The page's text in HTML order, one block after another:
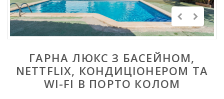
ГАРНА ЛЮКС З БАСЕЙНОМ,
NETTFLIX, КОНДИЦІОНЕРОМ ТА
WI-FI В ПОРТО КОЛОМ